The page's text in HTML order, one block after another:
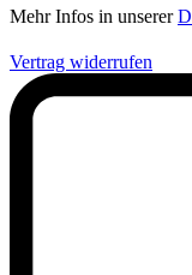
Mehr Infos in unserer
Vertrag widerrufen